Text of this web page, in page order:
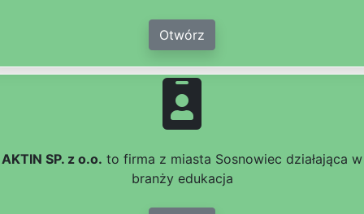
Otwórz
AKTIN SP. z o.o. to firma z miasta Sosnowiec działająca w
branży edukacja